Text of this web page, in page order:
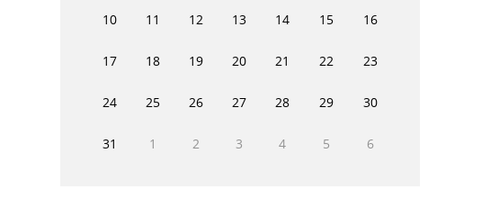
10 11 12 13 14 15 16
17 18 19 20 21 22 23
24 25 26 27 28 29 30
31 1 2 3 4 5 6